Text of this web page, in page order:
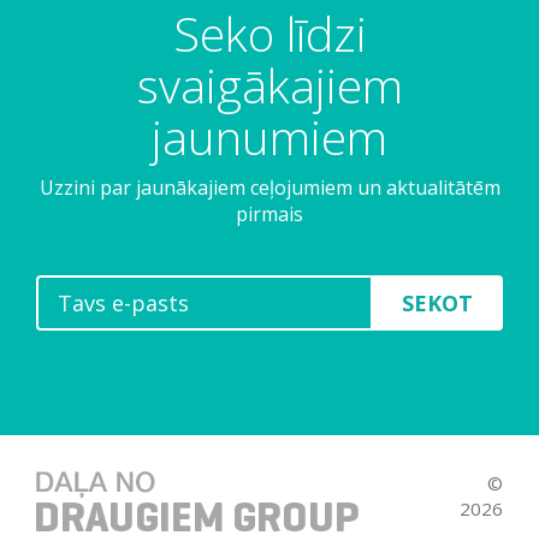
Seko līdzi
svaigākajiem
jaunumiem
Uzzini par jaunākajiem ceļojumiem un aktualitātēm
pirmais
SEKOT
©
2026